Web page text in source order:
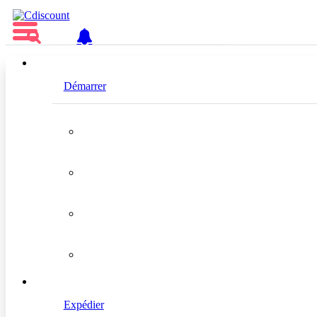
Démarrer
Expédier